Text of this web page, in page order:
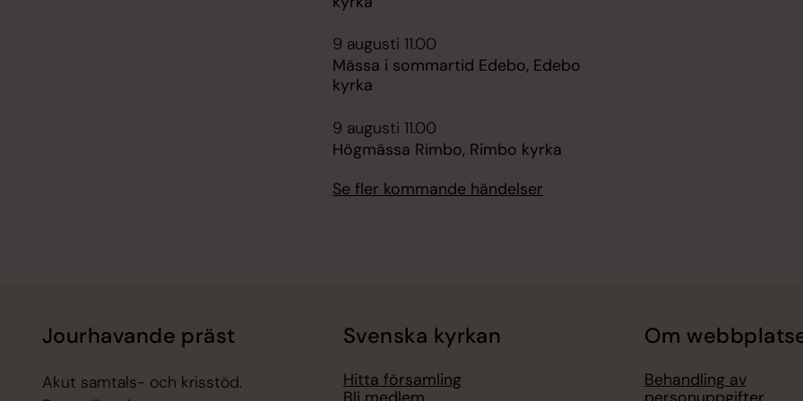
9 augusti 11.00
Mässa i sommartid Edebo, Edebo
kyrka
9 augusti 11.00
Högmässa Rimbo, Rimbo kyrka
Se fler kommande händelser
Jourhavande präst
Akut samtals- och krisstöd.
Svenska kyrkan
Hitta församling
Om
Behandling av